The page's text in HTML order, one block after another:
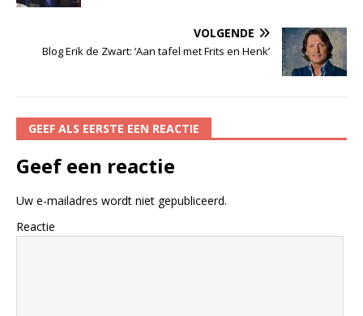
VOLGENDE
Blog Erik de Zwart: ‘Aan tafel met Frits en Henk’
GEEF ALS EERSTE EEN REACTIE
Geef een reactie
Uw e-mailadres wordt niet gepubliceerd.
Reactie